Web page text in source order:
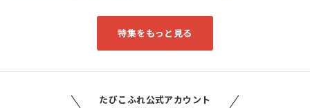
特集をもっと見る
たびこふれ公式アカウント